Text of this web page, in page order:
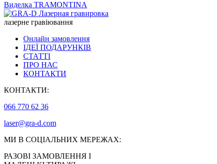
Виделка TRAMONTINA
лазерне гравіювання
Онлайн замовлення
ІДЕЇ ПОДАРУНКІВ
СТАТТІ
ПРО НАС
КОНТАКТИ
КОНТАКТИ:
066 770 62 36
laser@gra-d.com
МИ В СОЦІАЛЬНИХ МЕРЕЖАХ:
РАЗОВІ ЗАМОВЛЕННЯ І